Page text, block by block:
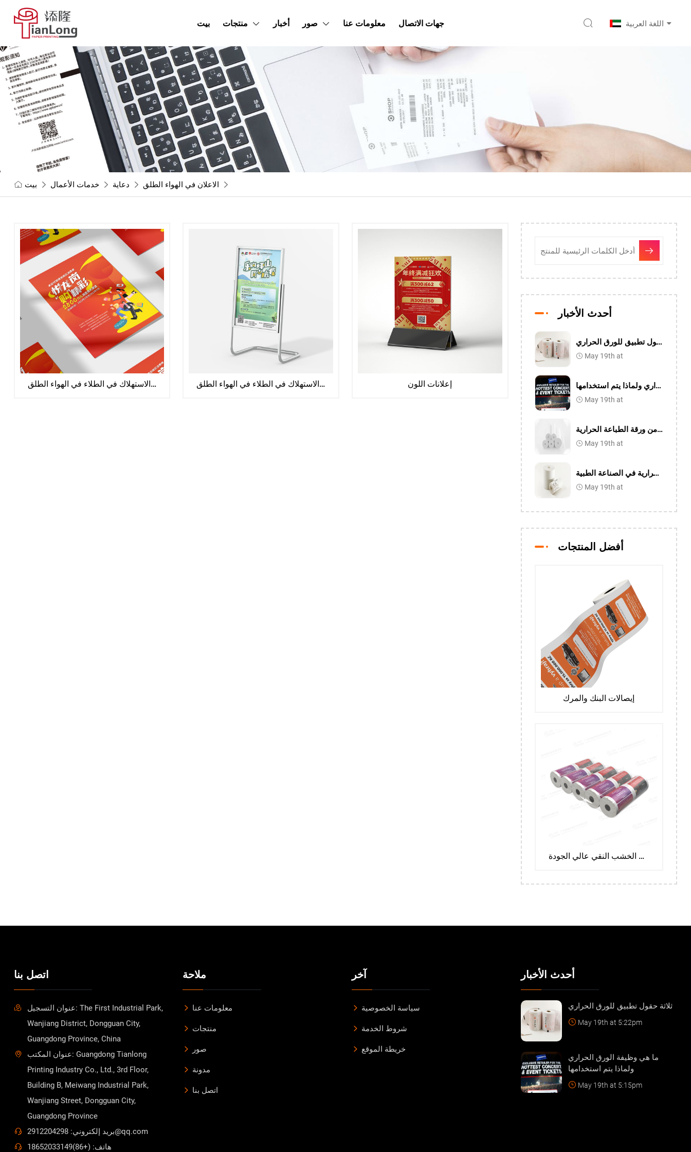
بيت منتجات أخبار صور معلومات عنا جهات الاتصال اللغة العربية
بيت خدمات الأعمال دعاية الاعلان في الهواء الطلق
مواد الاستهلاك في الطلاء في الهواء الطلق مواد الاستهلاك في الطلاء في الهواء الطلق إعلانات اللون
أحدث الأخبار
ثلاثة حقول تطبيق للورق الحراري
May 19th at
ما هي وظيفة الورق الحراري ولماذا يتم استخدامها
May 19th at
ما هو الفرق بين الوقاية الثلاثة والوقاية من ورقة الطباعة الحرارية
May 19th at
تطبيق ورقة الطباعة الحرارية في الصناعة الطبية
May 19th at
أفضل المنتجات
إيصالات البنك والمرك
ورق لب الخشب النقي عالي الجودة
اتصل بنا
عنوان التسجيل: The First Industrial Park,
Wanjiang District, Dongguan City,
Guangdong Province, China
عنوان المكتب: Guangdong Tianlong
Printing Industry Co., Ltd., 3rd Floor,
Building B, Meiwang Industrial Park,
Wanjiang Street, Dongguan City,
Guangdong Province
بريد إلكتروني: 2912204298@qq.com
هاتف: (+86)18652033149
ملاحة
معلومات عنا
منتجات
صور
مدونة
اتصل بنا
آخر
سياسة الخصوصية
شروط الخدمة
خريطة الموقع
أحدث الأخبار
ثلاثة حقول تطبيق للورق الحراري
May 19th at 5:22pm
ما هي وظيفة الورق الحراري
ولماذا يتم استخدامها
May 19th at 5:15pm